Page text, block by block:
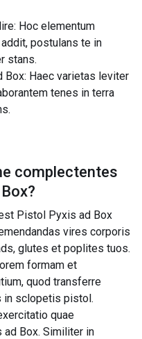
Hoc elementum
postulans te in
stans.
Box: Haec varietas leviter
tenes in terra
complectentes
?
Pistol Pyxis ad Box
vires corporis
glutes et poplites tuos.
formam et
quod transferre
sclopetis pistol.
quae
Box. Similiter in